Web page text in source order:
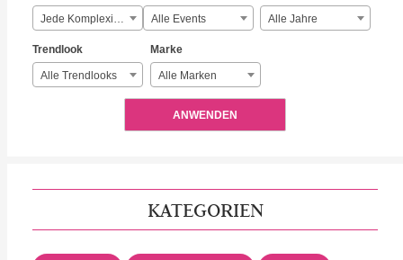
Jede Komplexität Alle Events Alle Jahre
Trendlook
Alle Trendlooks
Marke
Alle Marken
ANWENDEN
KATEGORIEN